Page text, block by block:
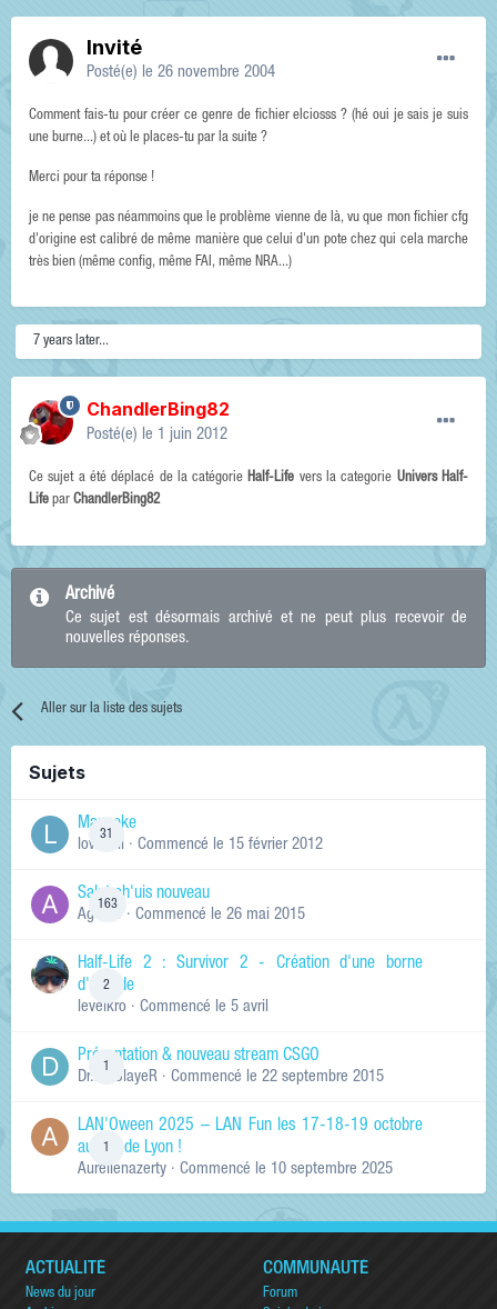
Invité
Posté(e) le 26 novembre 2004
Comment fais-tu pour créer ce genre de fichier elciosss ? (hé oui je sais je suis
une burne...) et où le places-tu par la suite ?
Merci pour ta réponse !
je ne pense pas néammoins que le problème vienne de là, vu que mon fichier cfg
d'origine est calibré de même manière que celui d'un pote chez qui cela marche
très bien (même config, même FAI, même NRA...)
7 years later...
ChandlerBing82
Posté(e) le 1 juin 2012
Ce sujet a été déplacé de la catégorieHalf-Life vers la categorie Univers Half-
Life par ChandlerBing82
Archivé
Ce sujet est désormais archivé et ne peut plus recevoir de
nouvelles réponses.
Aller sur la liste des sujets
Sujets
31
Manneke
lowskill · Commencé le 15 février 2012
163
Salut ch'uis nouveau
Ag0Nie · Commencé le 26 mai 2015
2
Half-Life 2 : Survivor 2 - Création d'une borne
d'arcade
levelkro · Commencé le 5 avril
Présentation & nouveau stream CSGO
Dr.KinSlayeR · Commencé le 22 septembre 2015
LAN'Oween 2025 – LAN Fun les 17-18-19 octobre
au sud de Lyon !
Aurelienazerty · Commencé le 10 septembre 2025
ACTUALITÉ
News du jour
COMMUNAUTÉ
Forum